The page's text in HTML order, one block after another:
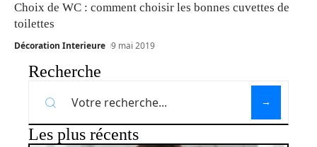
Choix de WC : comment choisir les bonnes cuvettes de
toilettes
Décoration Interieure 9 mai 2019
Recherche
Les plus récents